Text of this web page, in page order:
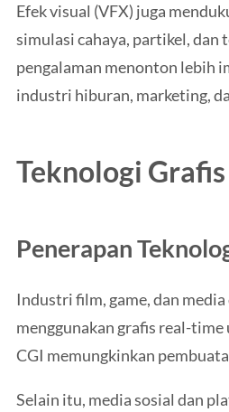
Efek visual (VFX) juga
simulasi cahaya, partikel,
pengalaman menonton lebih
industri hiburan, marketing,
Teknologi
Penerapan
Industri film, game, dan
menggunakan grafis real-
CGI memungkinkan
Selain itu, media sosial dan